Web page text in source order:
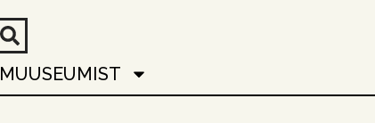
MUUSEUMIST